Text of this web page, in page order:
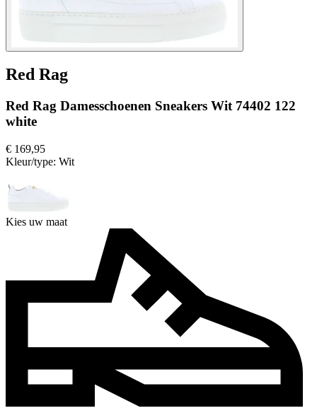
Red Rag
Red Rag Damesschoenen Sneakers Wit 74402 122
white
€ 169,95
Kleur/type: Wit
Kies uw maat